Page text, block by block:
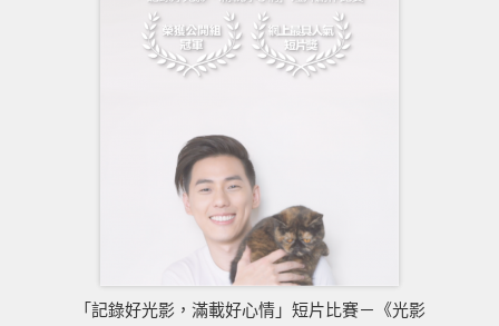
「記錄好光影，滿載好心情」短片比賽－《光影